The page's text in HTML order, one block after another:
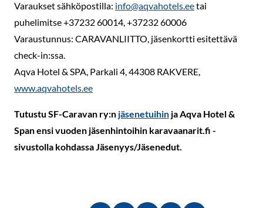
Varaukset sähköpostilla: info@aqvahotels.eetai
puhelimitse +37232 60014, +37232 60006
Varaustunnus: CARAVANLIITTO, jäsenkortti esitettävä
check-in:ssa.
Aqva Hotel & SPA, Parkali 4, 44308 RAKVERE,
www.aqvahotels.ee
Tutustu SF-Caravan ry:n jäsenetuihin ja Aqva Hotel &
Span ensi vuoden jäsenhintoihin karavaanarit.fi -
sivustolla kohdassa Jäsenyys/Jäsenedut.